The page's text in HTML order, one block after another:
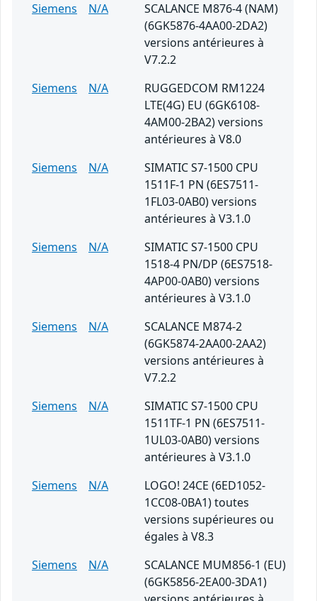
Siemens
N/A
SCALANCE M876-4 (NAM)
(6GK5876-4AA00-2DA2)
versions antérieures à
V7.2.2
Siemens
N/A
RUGGEDCOM RM1224
LTE(4G) EU (6GK6108-
4AM00-2BA2) versions
antérieures à V8.0
Siemens
N/A
SIMATIC S7-1500 CPU
1511F-1 PN (6ES7511-
1FL03-0AB0) versions
antérieures à V3.1.0
Siemens
N/A
SIMATIC S7-1500 CPU
1518-4 PN/DP (6ES7518-
4AP00-0AB0) versions
antérieures à V3.1.0
Siemens
N/A
SCALANCE M874-2
(6GK5874-2AA00-2AA2)
versions antérieures à
V7.2.2
Siemens
N/A
SIMATIC S7-1500 CPU
1511TF-1 PN (6ES7511-
1UL03-0AB0) versions
antérieures à V3.1.0
Siemens
N/A
LOGO! 24CE (6ED1052-
1CC08-0BA1) toutes
versions supérieures ou
égales à V8.3
Siemens
N/A
SCALANCE MUM856-1 (EU)
(6GK5856-2EA00-3DA1)